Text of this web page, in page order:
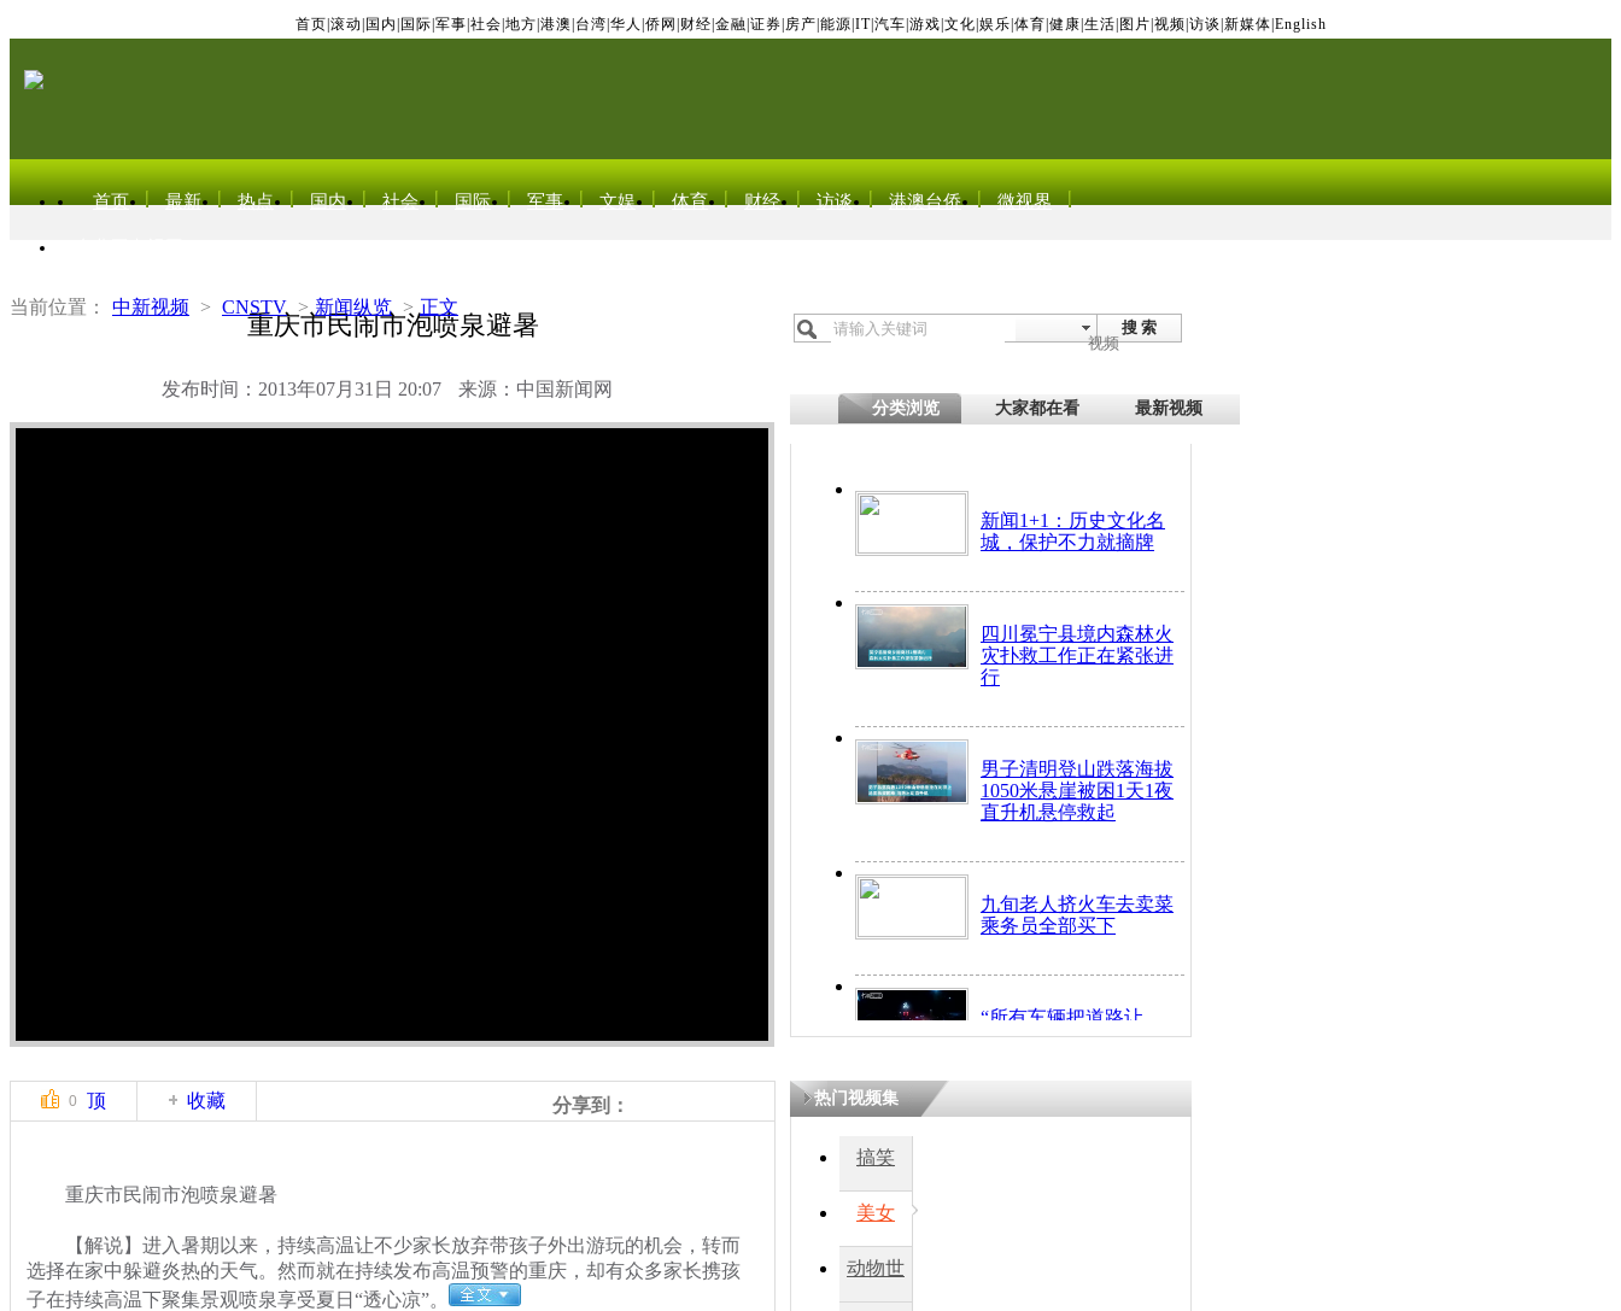
首页 滚动 国内 国际 军事 社会 地方 港澳 台湾 华人 侨网 财经 金融 证券 房产 能源 IT| 汽车 游戏 文化 娱乐 体育 健康 生活 图片 视频 访谈 新媒体 English
首页 最新 热点 国内 社会 国际 军事 文娱 体育 财经 访谈 港澳台侨 微视界
当前位置： 中新视频 > CNSTV > 新闻纵览 > 正文
重庆市民闹市泡喷泉避暑
发布时间：2013年07月31日 20:07 来源：中国新闻网
搜 索
视频
分类浏览 大家都在看 最新视频
新闻1+1：历史文化名
城，保护不力就摘牌
四川冕宁县境内森林火
灾扑救工作正在紧张进
行
男子清明登山跌落海拔
1050米悬崖被困1天1夜
直升机悬停救起
九旬老人挤火车去卖菜
乘务员全部买下
“所有车辆把道路让
开！”儿童突发疾病交
0 顶 收藏 分享到：
重庆市民闹市泡喷泉避暑
【解说】进入暑期以来，持续高温让不少家长放弃带孩子外出游玩的机会，转而
选择在家中躲避炎热的天气。然而就在持续发布高温预警的重庆，却有众多家长携孩
子在持续高温下聚集景观喷泉享受夏日“透心凉”。
热门视频集
搞笑
美女
动物世